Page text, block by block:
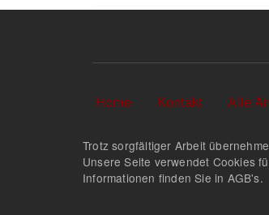
Sekundärlinks
Home Kontakt Alle
Trotz sorgfältiger Arbeit
Unsere Seite verwendet Cookies
Informationen finden Sie in AGB's.